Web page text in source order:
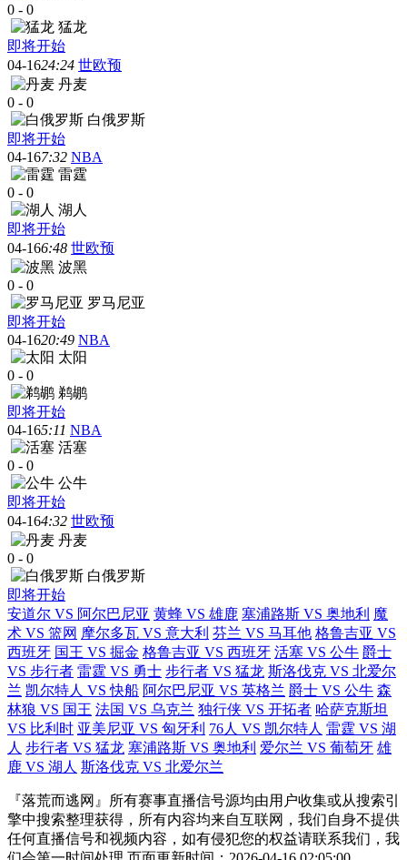
0 - 0
猛龙
即将开始
04-1624:24 世欧预
丹麦
0 - 0
白俄罗斯
即将开始
04-167:32 NBA
雷霆
0 - 0
湖人
即将开始
04-166:48 世欧预
波黑
0 - 0
罗马尼亚
即将开始
04-1620:49 NBA
太阳
0 - 0
鹈鹕
即将开始
04-165:11 NBA
活塞
0 - 0
公牛
即将开始
04-164:32 世欧预
丹麦
0 - 0
白俄罗斯
即将开始
安道尔 VS 阿尔巴尼亚 黄蜂 VS 雄鹿 塞浦路斯 VS 奥地利 魔
术 VS 篮网 摩尔多瓦 VS 意大利 芬兰 VS 马耳他 格鲁吉亚 VS
西班牙 国王 VS 掘金 格鲁吉亚 VS 西班牙 活塞 VS 公牛 爵士
VS 步行者 雷霆 VS 勇士 步行者 VS 猛龙 斯洛伐克 VS 北爱尔
兰 凯尔特人 VS 快船 阿尔巴尼亚 VS 英格兰 爵士 VS 公牛 森
林狼 VS 国王 法国 VS 乌克兰 独行侠 VS 开拓者 哈萨克斯坦
VS 比利时 亚美尼亚 VS 匈牙利 76人 VS 凯尔特人 雷霆 VS 湖
人 步行者 VS 猛龙 塞浦路斯 VS 奥地利 爱尔兰 VS 葡萄牙 雄
鹿 VS 湖人 斯洛伐克 VS 北爱尔兰
『落荒而逃网』所有赛事直播信号源均由用户收集或从搜索引
擎中搜索整理获得，所有内容均来自互联网，我们自身不提供
任何直播信号和视频内容，如有侵犯您的权益请联系我们，我